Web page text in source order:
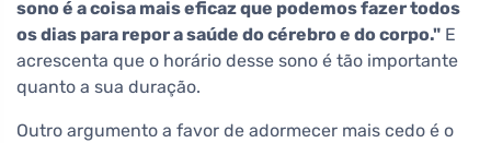
sono é a coisa mais eficaz que podemos fazer todos
os dias para repor a saúde do cérebro e do corpo." E
acrescenta que o horário desse sono é tão importante
quanto a sua duração.
Outro argumento a favor de adormecer mais cedo é o